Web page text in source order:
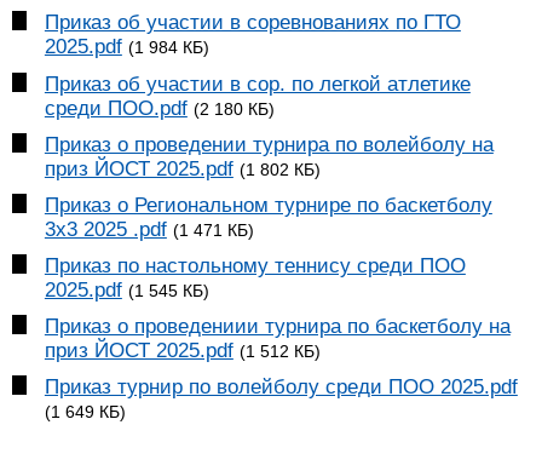
Приказ об участии в соревнованиях по ГТО
2025.pdf (1 984 КБ)
Приказ об участии в сор. по легкой атлетике
среди ПОО.pdf (2 180 КБ)
Приказ о проведении турнира по волейболу на
приз ЙОСТ 2025.pdf (1 802 КБ)
Приказ о Региональном турнире по баскетболу
3х3 2025 .pdf (1 471 КБ)
Приказ по настольному теннису среди ПОО
2025.pdf (1 545 КБ)
Приказ о проведениии турнира по баскетболу на
приз ЙОСТ 2025.pdf (1 512 КБ)
Приказ турнир по волейболу среди ПОО 2025.pdf
(1 649 КБ)